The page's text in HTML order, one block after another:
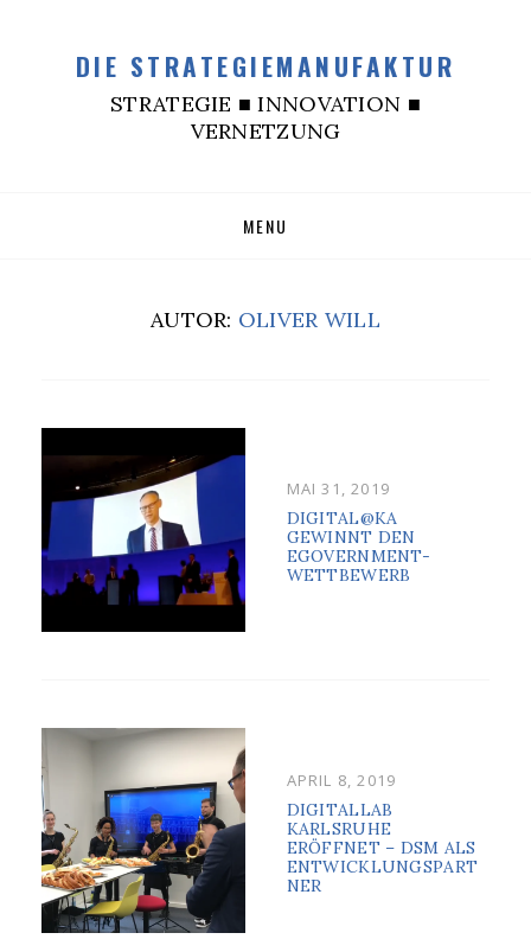
DIE STRATEGIEMANUFAKTUR
STRATEGIE ■ INNOVATION ■
VERNETZUNG
MENU
AUTOR: OLIVER WILL
POSTED
ON
MAI 31, 2019
DIGITAL@KA
GEWINNT DEN
EGOVERNMENT-
WETTBEWERB
POSTED
ON
APRIL 8, 2019
DIGITALLAB
KARLSRUHE
ERÖFFNET – DSM ALS
ENTWICKLUNGSPART
NER